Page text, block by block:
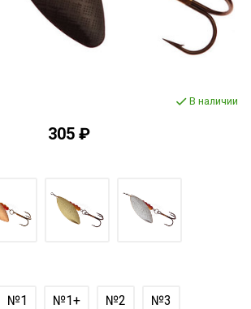
В наличии
305 ₽
№1 №1+ №2 №3